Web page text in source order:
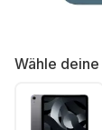
Wähle deine